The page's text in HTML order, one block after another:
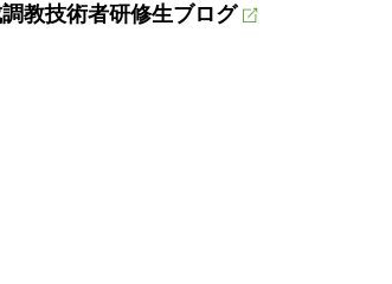
教技術者研修生ブログ